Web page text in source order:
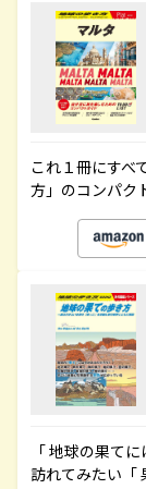
これ１冊にすべ
方」のコンパク
「 地球の果て
訪れてみたい「